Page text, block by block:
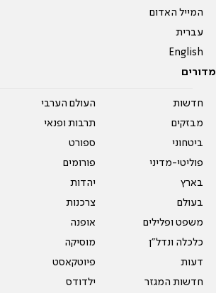
המייל האדום
עברית
English
מדורים
חדשות
מבזקים
ביטחוני
פוליטי-מדיני
בארץ
בעולם
משפט ופלילים
כלכלה ונדל"ן
דעות
חדשות המגזר
העולם הערבי
תרבות ופנאי
ספורט
פורומים
יהדות
צרכנות
אופנה
מוסיקה
פיוטקאסט
ילדודס